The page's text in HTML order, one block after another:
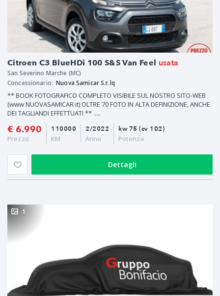
Citroen C3 BlueHDi 100 S&S Van Feel usata
San Severino Marche (MC)
Concessionario: Nuova Samicar S.r.lq
** BOOK FOTOGRAFICO COMPLETO VISIBILE SUL NOSTRO SITO-WEB
(www NUOVASAMICAR it) OLTRE 70 FOTO IN ALTA DEFINIZIONE, ANCHE
DEI TAGLIANDI EFFETTUATI ** .....
€ 6.990
Prezzo
2/2022
Anno
110000
KM
kw 75 (cv 102)
Potenza
Dettagli
1